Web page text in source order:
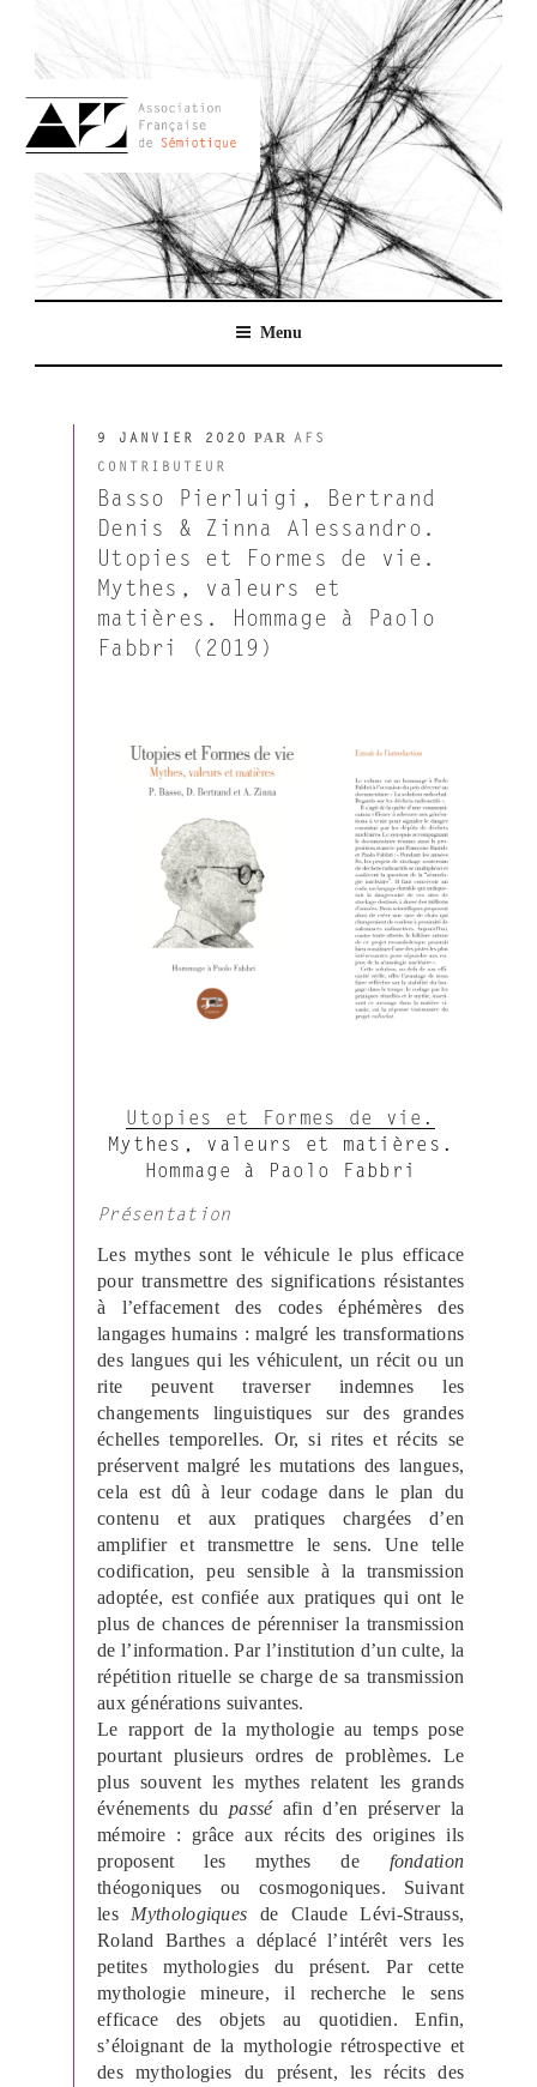
contenu
AFSEMIO.FR
Menu
PUBLIÉ
LE
9 JANVIER 2020 PAR AFS
CONTRIBUTEUR
Basso Pierluigi, Bertrand
Denis & Zinna Alessandro.
Utopies et Formes de vie.
Mythes, valeurs et
matières. Hommage à Paolo
Fabbri (2019)
Utopies et Formes de vie.
Mythes, valeurs et matières.
Hommage à Paolo Fabbri
Présentation
Les mythes sont le véhicule le plus efficace
pour transmettre des significations résistantes
à l’effacement des codes éphémères des
langages humains : malgré les transformations
des langues qui les véhiculent, un récit ou un
rite peuvent traverser indemnes les
changements linguistiques sur des grandes
échelles temporelles. Or, si rites et récits se
préservent malgré les mutations des langues,
cela est dû à leur codage dans le plan du
contenu et aux pratiques chargées d’en
amplifier et transmettre le sens. Une telle
codification, peu sensible à la transmission
adoptée, est confiée aux pratiques qui ont le
plus de chances de pérenniser la transmission
de l’information. Par l’institution d’un culte, la
répétition rituelle se charge de sa transmission
aux générations suivantes.
Le rapport de la mythologie au temps pose
pourtant plusieurs ordres de problèmes. Le
plus souvent les mythes relatent les grands
événements dupassé afin d’en préserver la
mémoire : grâce aux récits des origines ils
proposent les mythes de fondation
théogoniques ou cosmogoniques. Suivant
les Mythologiques de Claude Lévi-Strauss,
Roland Barthes a déplacé l’intérêt vers les
petites mythologies du présent. Par cette
mythologie mineure, il recherche le sens
efficace des objets au quotidien. Enfin,
s’éloignant de la mythologie rétrospective et
des mythologies du présent, les récits des